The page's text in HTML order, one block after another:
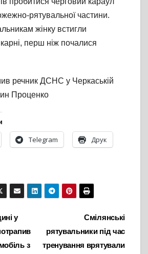
рятувальної частини.
жінку встигли
перш ніж почалися
речник ДСНС у Черкаській
Проценко
Telegram Друк
Смілянські
рятувальники під час
тренування врятували
у
з